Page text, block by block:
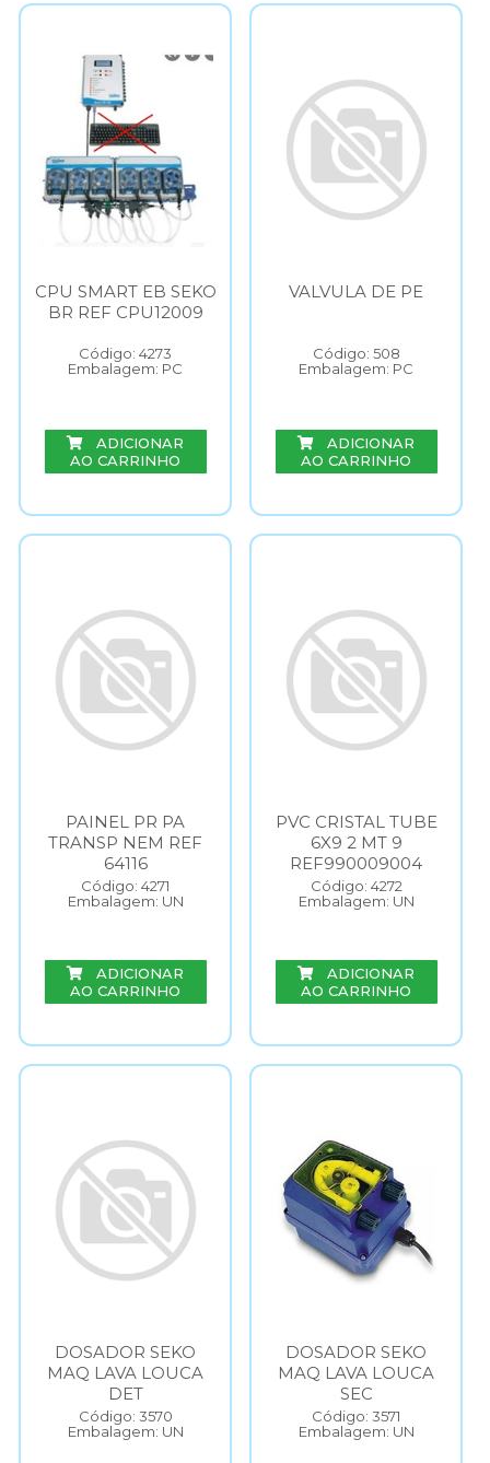
CPU SMART EB SEKO
BR REF CPU12009
Código: 4273
Embalagem: PC
ADICIONAR
AO CARRINHO
VALVULA DE PE
Código: 508
Embalagem: PC
ADICIONAR
AO CARRINHO
PAINEL PR PA
TRANSP NEM REF
64116
Código: 4271
Embalagem: UN
ADICIONAR
AO CARRINHO
PVC CRISTAL TUBE
6X9 2 MT 9
REF990009004
Código: 4272
Embalagem: UN
ADICIONAR
AO CARRINHO
DOSADOR SEKO
MAQ LAVA LOUCA
DET
Código: 3570
Embalagem: UN
DOSADOR SEKO
MAQ LAVA LOUCA
SEC
Código: 3571
Embalagem: UN